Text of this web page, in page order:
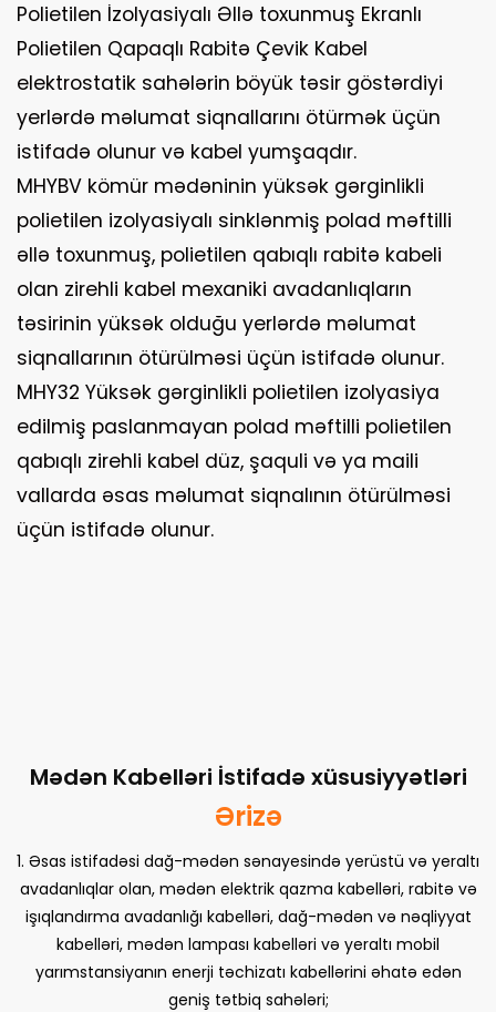
Polietilen İzolyasiyalı Əllə toxunmuş Ekranlı
Polietilen Qapaqlı Rabitə Çevik Kabel
elektrostatik sahələrin böyük təsir göstərdiyi
yerlərdə məlumat siqnallarını ötürmək üçün
istifadə olunur və kabel yumşaqdır.
MHYBV kömür mədəninin yüksək gərginlikli
polietilen izolyasiyalı sinklənmiş polad məftilli
əllə toxunmuş, polietilen qabıqlı rabitə kabeli
olan zirehli kabel mexaniki avadanlıqların
təsirinin yüksək olduğu yerlərdə məlumat
siqnallarının ötürülməsi üçün istifadə olunur.
MHY32 Yüksək gərginlikli polietilen izolyasiya
edilmiş paslanmayan polad məftilli polietilen
qabıqlı zirehli kabel düz, şaquli və ya maili
vallarda əsas məlumat siqnalının ötürülməsi
üçün istifadə olunur.
Mədən Kabelləri İstifadə xüsusiyyətləri
Ərizə
1. Əsas istifadəsi dağ-mədən sənayesində yerüstü və yeraltı
avadanlıqlar olan, mədən elektrik qazma kabelləri, rabitə və
işıqlandırma avadanlığı kabelləri, dağ-mədən və nəqliyyat
kabelləri, mədən lampası kabelləri və yeraltı mobil
yarımstansiyanın enerji təchizatı kabellərini əhatə edən
geniş tətbiq sahələri;